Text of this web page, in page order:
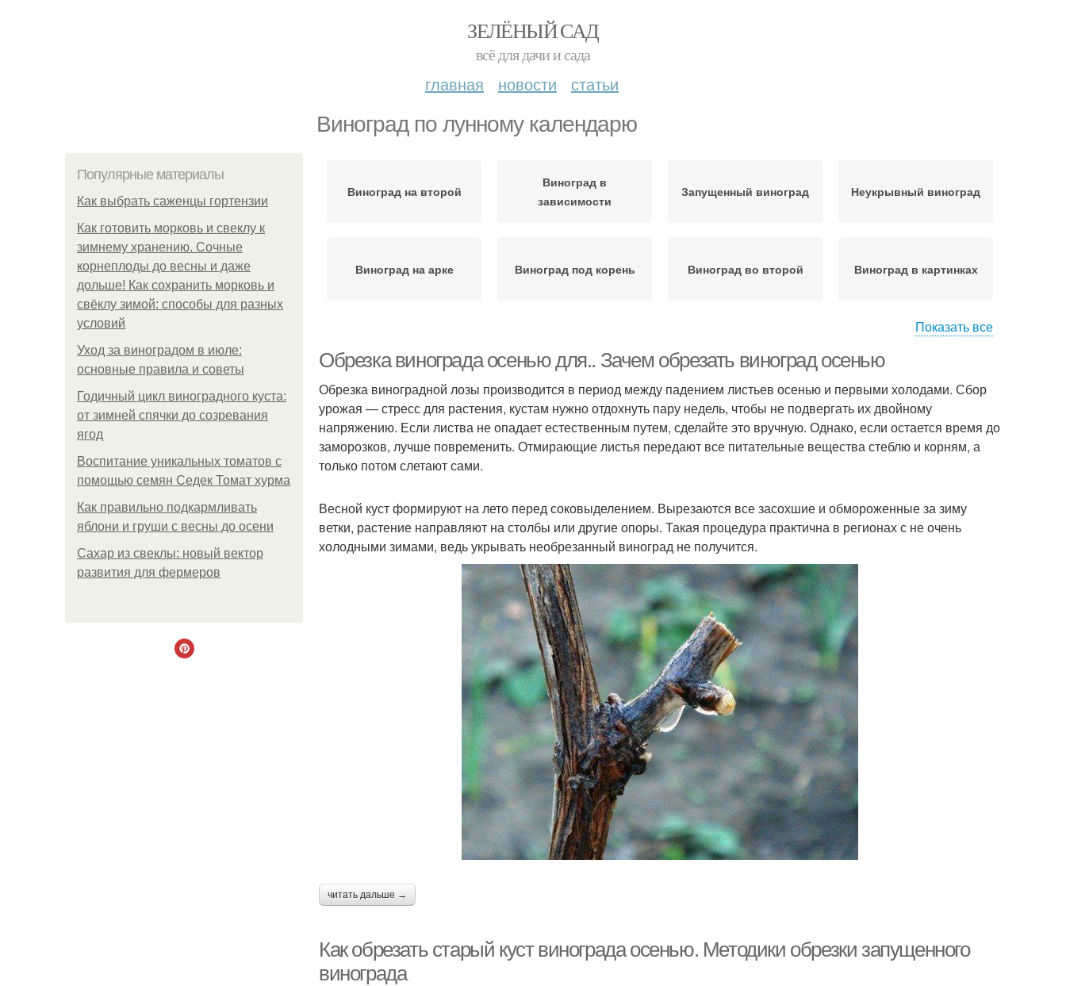
ЗЕЛЁНЫЙ САД
всё для дачи и сада
главная новости статьи
Виноград по лунному календарю
Популярные материалы
Как выбрать саженцы гортензии
Как готовить морковь и свеклу к
зимнему хранению. Сочные
корнеплоды до весны и даже
дольше! Как сохранить морковь и
свёклу зимой: способы для разных
условий
Уход за виноградом в июле:
основные правила и советы
Годичный цикл виноградного куста:
от зимней спячки до созревания
ягод
Воспитание уникальных томатов с
помощью семян Седек Томат хурма
Как правильно подкармливать
яблони и груши с весны до осени
Сахар из свеклы: новый вектор
развития для фермеров
Виноград на второй
Виноград в
зависимости
Запущенный виноград Неукрывный виноград
Виноград на арке Виноград под корень Виноград во второй Виноград в картинках
Показать все
Обрезка винограда осенью для.. Зачем обрезать виноград осенью
Обрезка виноградной лозы производится в период между падением листьев осенью и первыми холодами. Сбор
урожая — стресс для растения, кустам нужно отдохнуть пару недель, чтобы не подвергать их двойному
напряжению. Если листва не опадает естественным путем, сделайте это вручную. Однако, если остается время до
заморозков, лучше повременить. Отмирающие листья передают все питательные вещества стеблю и корням, а
только потом слетают сами.
Весной куст формируют на лето перед соковыделением. Вырезаются все засохшие и обмороженные за зиму
ветки, растение направляют на столбы или другие опоры. Такая процедура практична в регионах с не очень
холодными зимами, ведь укрывать необрезанный виноград не получится.
читать дальше →
Как обрезать старый куст винограда осенью. Методики обрезки запущенного
винограда